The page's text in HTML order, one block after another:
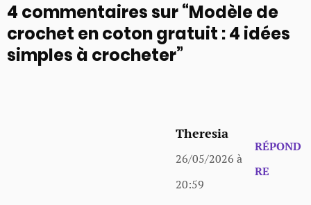
4 commentaires sur “Modèle de
crochet en coton gratuit : 4 idées
simples à crocheter”
Theresia
26/05/2026 à
20:59
RÉPOND
RE